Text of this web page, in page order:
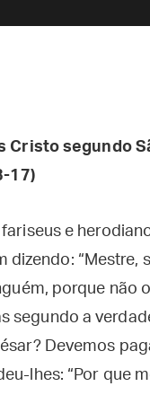
Cristo segundo
17)
e
“Mestre,
porque não
segundo a
Devemos
lhes: “Por que